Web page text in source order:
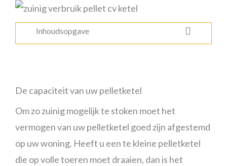
Inhoudsopgave
De capaciteit van uw pelletketel
Om zo zuinig mogelijk te stoken moet het
vermogen van uw pelletketel goed zijn afgestemd
op uw woning. Heeft u een te kleine pelletketel
die op volle toeren moet draaien, dan is het